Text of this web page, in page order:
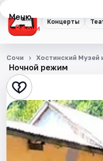
Концерты
Меню
Сочи
Концерты
Театр
Стендап
Выставки
Квесты
Ночной режим
Сочи Хостинский Музей